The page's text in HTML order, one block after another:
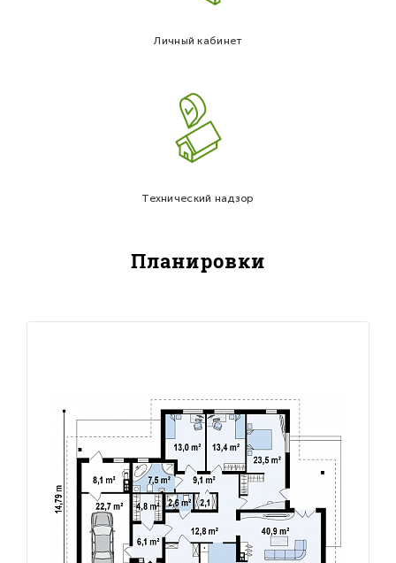
Личный кабинет
Технический надзор
Планировки